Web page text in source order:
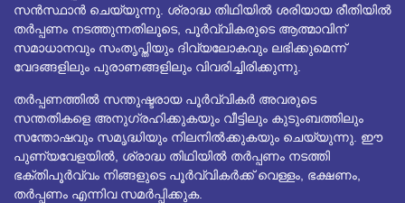
സൻസ്ഥാൻ ചെയ്യുന്നു. ശ്രാദ്ധ തിഥിയിൽ ശരിയായ രീതിയിൽ
തർപ്പണം നടത്തുന്നതിലൂടെ, പൂർവ്വികരുടെ ആത്മാവിന്
സമാധാനവും സംതൃപ്തിയും ദിവ്യലോകവും ലഭിക്കുമെന്ന്
വേദങ്ങളിലും പുരാണങ്ങളിലും വിവരിച്ചിരിക്കുന്നു.
തർപ്പണത്തിൽ സന്തുഷ്ടരായ പൂർവ്വികർ അവരുടെ
സന്തതികളെ അനുഗ്രഹിക്കുകയും വീട്ടിലും കുടുംബത്തിലും
സന്തോഷവും സമൃദ്ധിയും നിലനിൽക്കുകയും ചെയ്യുന്നു. ഈ
പുണ്യവേളയിൽ, ശ്രാദ്ധ തിഥിയിൽ തർപ്പണം നടത്തി
ഭക്തിപൂർവ്വം നിങ്ങളുടെ പൂർവ്വികർക്ക് വെള്ളം, ഭക്ഷണം,
തർപ്പണം എന്നിവ സമർപ്പിക്കുക.